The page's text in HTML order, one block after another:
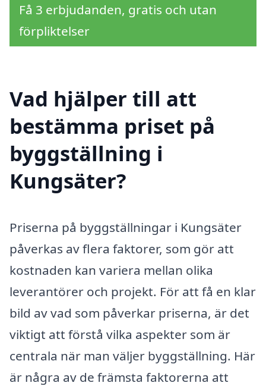
Få 3 erbjudanden, gratis och utan
förpliktelser
Vad hjälper till att
bestämma priset på
byggställning i
Kungsäter?
Priserna på byggställningar i Kungsäter
påverkas av flera faktorer, som gör att
kostnaden kan variera mellan olika
leverantörer och projekt. För att få en klar
bild av vad som påverkar priserna, är det
viktigt att förstå vilka aspekter som är
centrala när man väljer byggställning. Här
är några av de främsta faktorerna att